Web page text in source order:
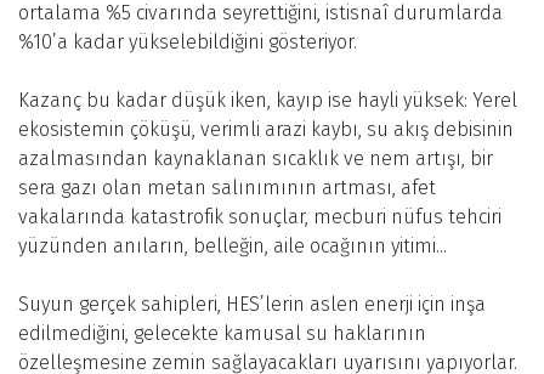
ortalama %5 civarında seyrettiğini, istisnaî durumlarda
%10’a kadar yükselebildiğini gösteriyor.
Kazanç bu kadar düşük iken, kayıp ise hayli yüksek: Yerel
ekosistemin çöküşü, verimli arazi kaybı, su akış debisinin
azalmasından kaynaklanan sıcaklık ve nem artışı, bir
sera gazı olan metan salınımının artması, afet
vakalarında katastrofik sonuçlar, mecburi nüfus tehciri
yüzünden anıların, belleğin, aile ocağının yitimi...
Suyun gerçek sahipleri, HES’lerin aslen enerji için inşa
edilmediğini, gelecekte kamusal su haklarının
özelleşmesine zemin sağlayacakları uyarısını yapıyorlar.